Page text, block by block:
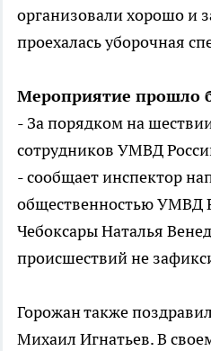
организовали хорошо и
проехалась уборочная
Мероприятие прошло
- За порядком на
сотрудников УМВД
- сообщает инспектор
общественностью УМВД
Чебоксары Наталья
происшествий не
Горожан также
Михаил Игнатьев. В